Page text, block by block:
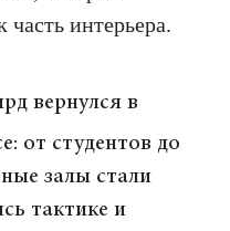
часть интерьера.
вернулся в
от студентов до
залы стали
тактике и